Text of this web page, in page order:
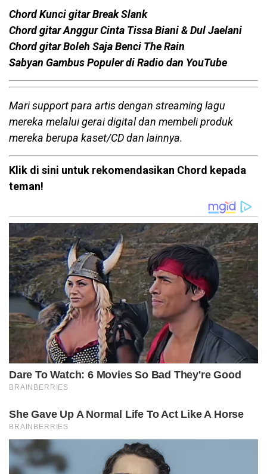
Chord Kunci gitar Break Slank
Chord gitar Anggur Cinta Tissa Biani & Dul Jaelani
Chord gitar Boleh Saja Benci The Rain
Sabyan Gambus Populer di Radio dan YouTube
Mari support para artis dengan streaming lagu
mereka melalui gerai digital dan membeli produk
mereka berupa kaset/CD dan lainnya.
Klik di sini untuk rekomendasikan Chord kepada
teman!